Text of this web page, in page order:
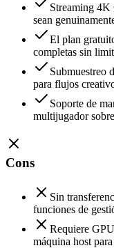
Streaming 4K
sean
El plan
completas sin
Submuestreo
para flujos
Soporte de
multijugador
Cons
Sin
funciones de
Requiere
máquina host